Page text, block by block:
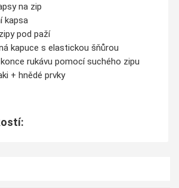
na zip
kapsa
pod paží
kapuce s elastickou šňůrou
rukávu pomocí suchého zipu
+ hnědé prvky